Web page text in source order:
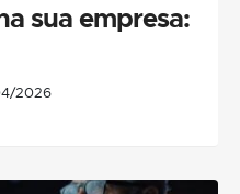
sua empresa:
2026